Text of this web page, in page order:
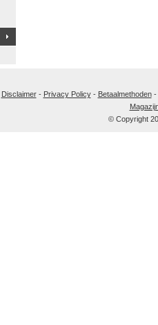
Disclaimer- Privacy Policy- Betaalmethoden-
© Copyright